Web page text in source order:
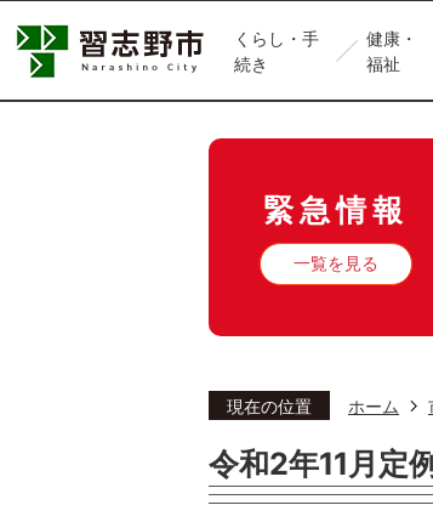
くらし・手
続き
健康・
福祉
緊急情報
一覧を見る
現在の位置 ホーム
令和2年11月定